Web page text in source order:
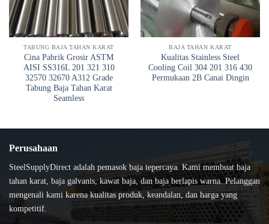
TABUNG BAJA TAHAN KARAT
Cina Pabrik Grosir ASTM
AISI SS316L 201 321 310
32570 32670 A312 Grade
Tabung Baja Tahan Karat
Seamless
BAJA TAHAN KARAT
Kualitas Stainless Steel
Cooling Coil 304 201 316 430
Permukaan 2B Canai Dingin
Perusahaan
SteelSupplyDirect adalah pemasok baja tepercaya. Kami membuat baja
tahan karat, baja galvanis, kawat baja, dan baja berlapis warna. Pelanggan
mengenali kami karena kualitas produk, keandalan, dan harga yang
kompetitif.